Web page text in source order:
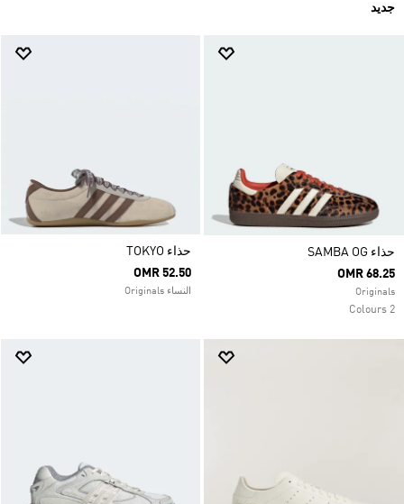
جديد
حذاء SAMBA OG
OMR 68.25
Originals
2 Colours
حذاء TOKYO
OMR 52.50
النساء Originals